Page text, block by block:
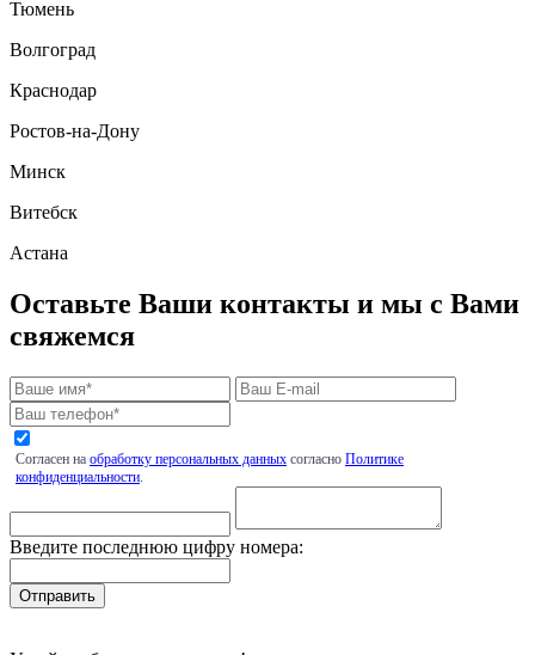
Тюмень
Волгоград
Краснодар
Ростов-на-Дону
Минск
Витебск
Астана
Оставьте Ваши контакты и мы с Вами
свяжемся
Согласен на обработку персональных данных согласно Политике
конфиденциальности.
Введите последнюю цифру номера: